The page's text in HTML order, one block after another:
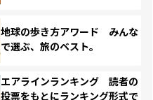
地球の歩き方アワード みんな
で選ぶ、旅のベスト。
エアラインランキング 読者の
投票をもとにランキング形式で